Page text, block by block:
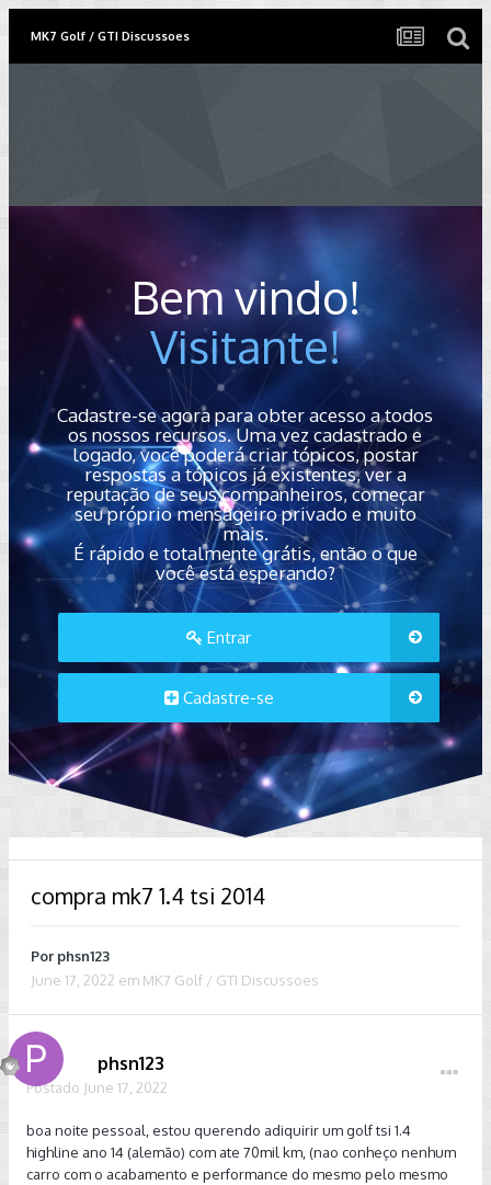
MK7 Golf / GTI Discussoes
Bem vindo!
Visitante!
Cadastre-se agora para obter acesso a todos
os nossos recursos. Uma vez cadastrado e
logado, você poderá criar tópicos, postar
respostas a tópicos já existentes, ver a
reputação de seus companheiros, começar
seu próprio mensageiro privado e muito
mais.
É rápido e totalmente grátis, então o que
você está esperando?
Entrar
Cadastre-se
compra mk7 1.4 tsi 2014
Por phsn123
June 17, 2022 em MK7 Golf / GTI Discussoes
phsn123
Postado June 17, 2022
boa noite pessoal, estou querendo adiquirir um golf tsi 1.4
highline ano 14 (alemão) com ate 70mil km, (nao conheço nenhum
carro com o acabamento e performance do mesmo pelo mesmo